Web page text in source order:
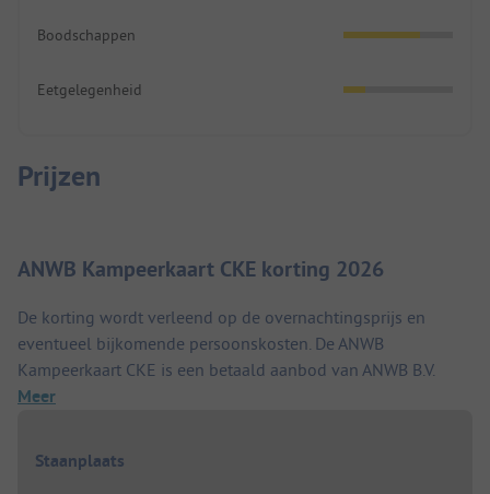
Boodschappen
Eetgelegenheid
Prijzen
ANWB Kampeerkaart CKE korting 2026
De korting wordt verleend op de overnachtingsprijs en
eventueel bijkomende persoonskosten. De ANWB
Kampeerkaart CKE is een betaald aanbod van ANWB B.V.
Meer
Staanplaats